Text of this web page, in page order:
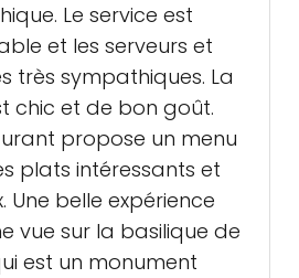
Le service est
et les serveurs et
très sympathiques. La
chic et de bon goût.
propose un menu
plats intéressants et
Une belle expérience
vue sur la basilique de
est un monument